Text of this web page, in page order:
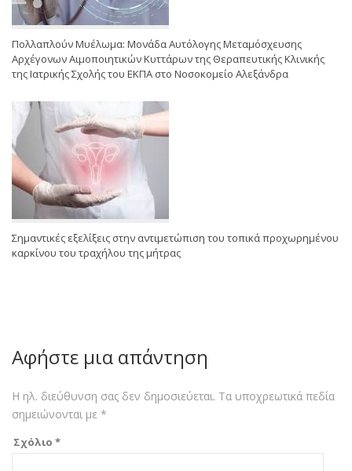
Πολλαπλούν Μυέλωμα: Μονάδα Αυτόλογης Μεταμόσχευσης
Αρχέγονων Αιμοποιητικών Κυττάρων της Θεραπευτικής Κλινικής
της Ιατρικής Σχολής του ΕΚΠΑ στο Νοσοκομείο Αλεξάνδρα
Σημαντικές εξελίξεις στην αντιμετώπιση του τοπικά προχωρημένου
καρκίνου του τραχήλου της μήτρας
Αφήστε μια απάντηση
Η ηλ. διεύθυνση σας δεν δημοσιεύεται. Τα υποχρεωτικά πεδία
σημειώνονται με *
Σχόλιο *